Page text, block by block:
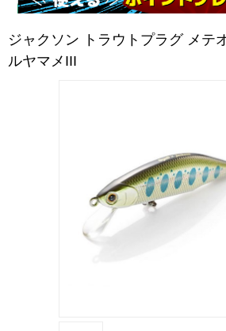
ジャクソン トラウトプラグ メテ
ルヤマメIII